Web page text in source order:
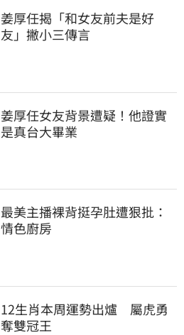
姜厚任揭「和女友前夫是好
友」撇小三傳言
姜厚任女友背景遭疑！他證實
是真台大畢業
最美主播裸背挺孕肚遭狠批：
情色廚房
12生肖本周運勢出爐　屬虎勇
奪雙冠王